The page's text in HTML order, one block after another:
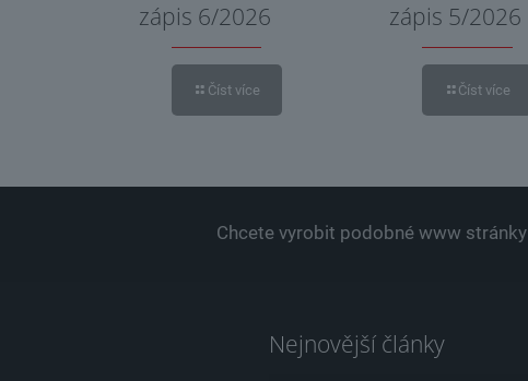
zápis 6/2026
Číst více
zápis 5/2026
Číst více
Chcete vyrobit podobné www stránky
Nejnovější články